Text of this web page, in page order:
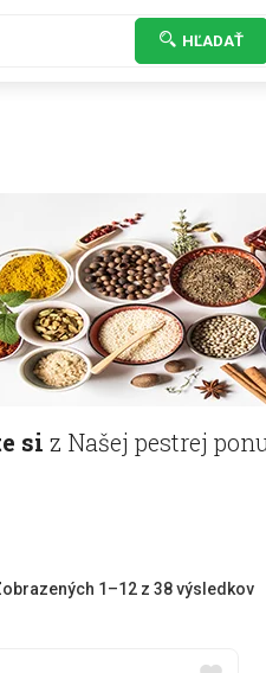
HĽADAŤ
si z Našej pestrej
1–12 z 38 výsledkov